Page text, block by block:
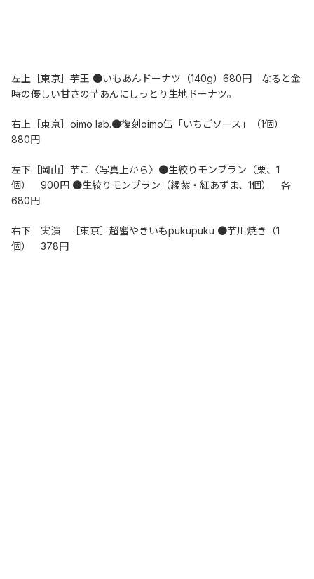
左上［東京］芋王 ●いもあんドーナツ（140g）680円　なると金
時の優しい甘さの芋あんにしっとり生地ドーナツ。
右上［東京］oimo lab.●復刻oimo缶「いちごソース」（1個）
880円
左下［岡山］芋こ〈写真上から〉●生絞りモンブラン（栗、1
個）　900円 ●生絞りモンブラン（綾紫・紅あずま、1個）　各
680円
右下　実演　［東京］超蜜やきいもpukupuku ●芋川焼き（1
個）　378円